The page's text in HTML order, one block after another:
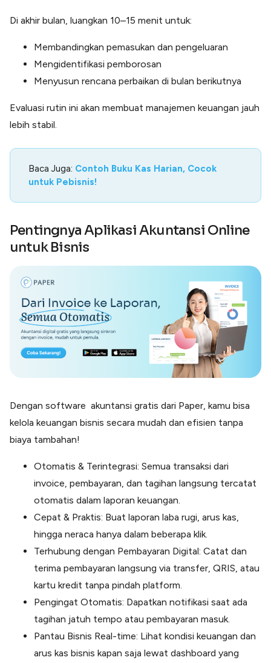
Di akhir bulan, luangkan 10–15 menit untuk:
Membandingkan pemasukan dan pengeluaran
Mengidentifikasi pemborosan
Menyusun rencana perbaikan di bulan berikutnya
Evaluasi rutin ini akan membuat manajemen keuangan jauh
lebih stabil.
Baca Juga: Contoh Buku Kas Harian, Cocok
untuk Pebisnis!
Pentingnya Aplikasi Akuntansi Online
untuk Bisnis
Dengan software akuntansi gratis dari Paper, kamu bisa
kelola keuangan bisnis secara mudah dan efisien tanpa
biaya tambahan!
Otomatis & Terintegrasi: Semua transaksi dari
invoice, pembayaran, dan tagihan langsung tercatat
otomatis dalam laporan keuangan.
Cepat & Praktis: Buat laporan laba rugi, arus kas,
hingga neraca hanya dalam beberapa klik.
Terhubung dengan Pembayaran Digital: Catat dan
terima pembayaran langsung via transfer, QRIS, atau
kartu kredit tanpa pindah platform.
Pengingat Otomatis: Dapatkan notifikasi saat ada
tagihan jatuh tempo atau pembayaran masuk.
Pantau Bisnis Real-time: Lihat kondisi keuangan dan
arus kas bisnis kapan saja lewat dashboard yang